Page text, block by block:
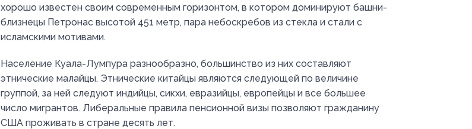
хорошо известен своим современным горизонтом, в котором доминируют башни-
близнецы Петронас высотой 451 метр, пара небоскребов из стекла и стали с
исламскими мотивами.
Население Куала-Лумпура разнообразно, большинство из них составляют
этнические малайцы. Этнические китайцы являются следующей по величине
группой, за ней следуют индийцы, сикхи, евразийцы, европейцы и все большее
число мигрантов. Либеральные правила пенсионной визы позволяют гражданину
США проживать в стране десять лет.